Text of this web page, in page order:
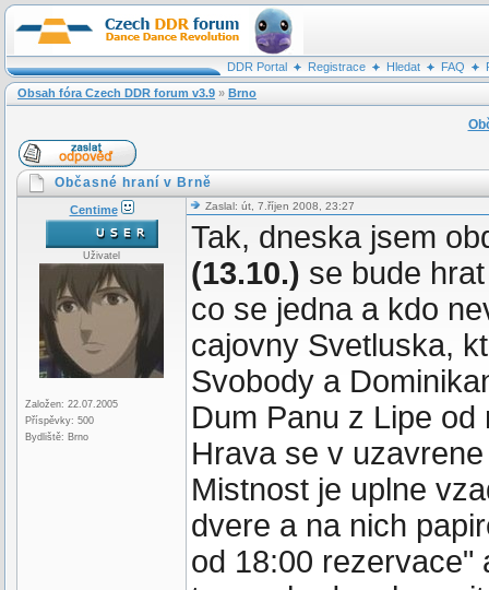
DDR Portal Registrace Hledat FAQ
Obsah fóra Czech DDR forum v3.9 » Brno
Občasné hraní v Brně
Centime
Uživatel
Založen: 22.07.2005
Příspěvky: 500
Bydliště: Brno
Zaslal: út, 7.říjen 2008, 23:27
Tak, dneska jsem
(13.10.) se bude
co se jedna a kdo
cajovny Svetluska,
Svobody a
Dum Panu z Lipe
Hrava se v
Mistnost je uplne
dvere a na nich
od 18:00 rezervace"